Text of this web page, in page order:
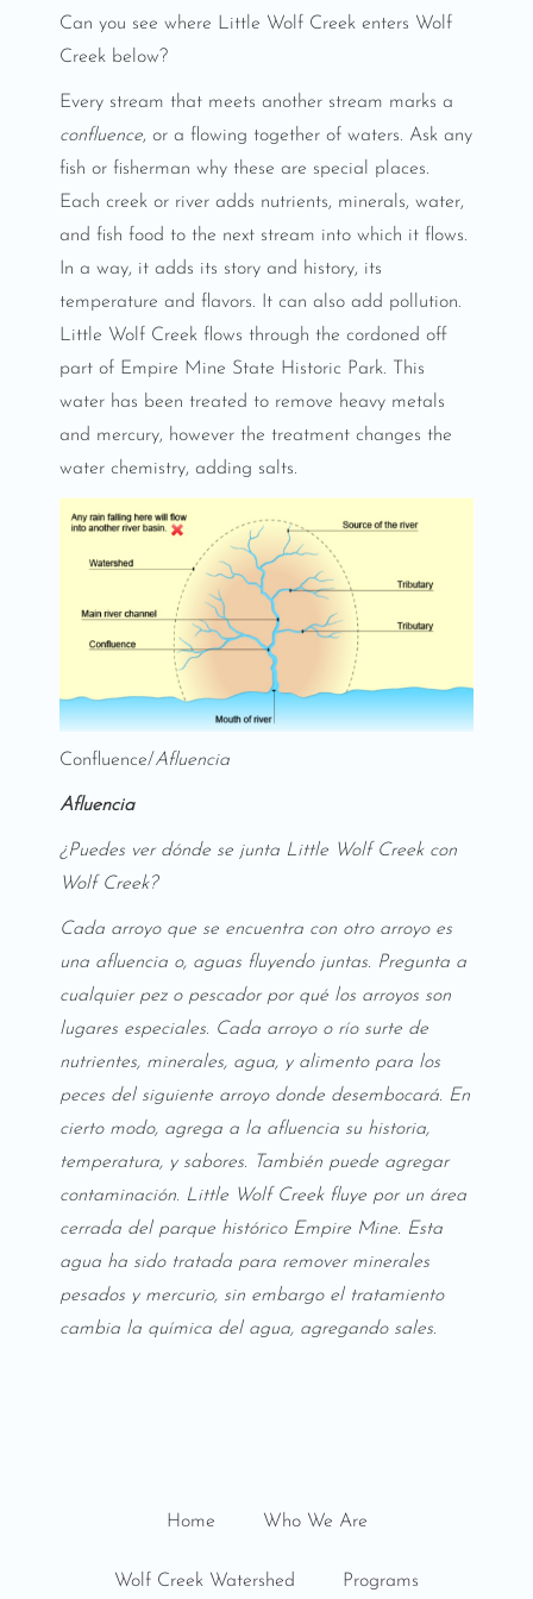
Can you see where Little Wolf Creek enters Wolf
Creek below?
Every stream that meets another stream marks a
confluence, or a flowing together of waters. Ask any
fish or fisherman why these are special places.
Each creek or river adds nutrients, minerals, water,
and fish food to the next stream into which it flows.
In a way, it adds its story and history, its
temperature and flavors. It can also add pollution.
Little Wolf Creek flows through the cordoned off
part of Empire Mine State Historic Park. This
water has been treated to remove heavy metals
and mercury, however the treatment changes the
water chemistry, adding salts.
Confluence/Afluencia
Afluencia
¿Puedes ver dónde se junta Little Wolf Creek con
Wolf Creek?
Cada arroyo que se encuentra con otro arroyo es
una afluencia o, aguas fluyendo juntas. Pregunta a
cualquier pez o pescador por qué los arroyos son
lugares especiales. Cada arroyo o río surte de
nutrientes, minerales, agua, y alimento para los
peces del siguiente arroyo donde desembocará. En
cierto modo, agrega a la afluencia su historia,
temperatura, y sabores. También puede agregar
contaminación. Little Wolf Creek fluye por un área
cerrada del parque histórico Empire Mine. Esta
agua ha sido tratada para remover minerales
pesados y mercurio, sin embargo el tratamiento
cambia la química del agua, agregando sales.
Home Who We Are
Wolf Creek Watershed Programs